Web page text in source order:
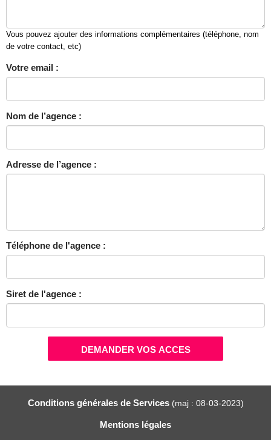
Vous pouvez ajouter des informations complémentaires (téléphone, nom
de votre contact, etc)
Votre email :
Nom de l’agence :
Adresse de l’agence :
Téléphone de l'agence :
Siret de l'agence :
DEMANDER VOS ACCES
Conditions générales de Services(maj : 08-03-2023)
Mentions légales